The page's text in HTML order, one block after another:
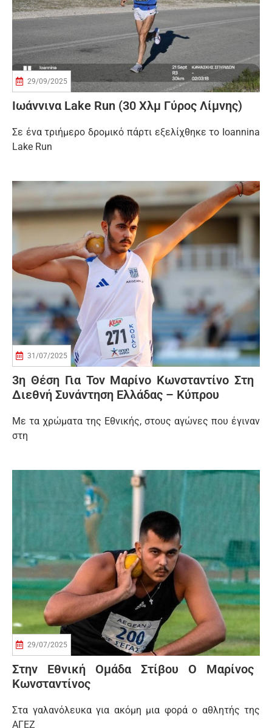
29/09/2025
Ιωάννινα Lake Run (30 Χλμ Γύρος Λίμνης)
Σε ένα τριήμερο δρομικό πάρτι εξελίχθηκε το Ioannina
Lake Run
31/07/2025
3η Θέση Για Τον Μαρίνο Κωνσταντίνο Στη
Διεθνή Συνάντηση Ελλάδας – Κύπρου
Mε τα χρώματα της Εθνικής, στους αγώνες που έγιναν
στη
29/07/2025
Στην Εθνική Ομάδα Στίβου Ο Μαρίνος
Κωνσταντίνος
Στα γαλανόλευκα για ακόμη μια φορά ο αθλητής της
ΑΓΕΖ